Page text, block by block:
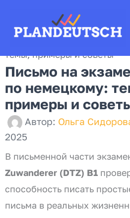
содержимому
Главная
Блог
Письмо на экзамене DTZ
темы, примеры и советы
Письмо на
по немецкому:
примеры и
Автор: Ольга
2025
В письменной части
Zuwanderer (DTZ) B1
способность писать
письма в реальных